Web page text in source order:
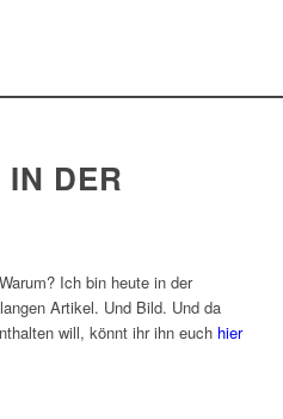
DER
Ich bin heute in der
Artikel. Und Bild. Und da
will, könnt ihr ihn euch hier